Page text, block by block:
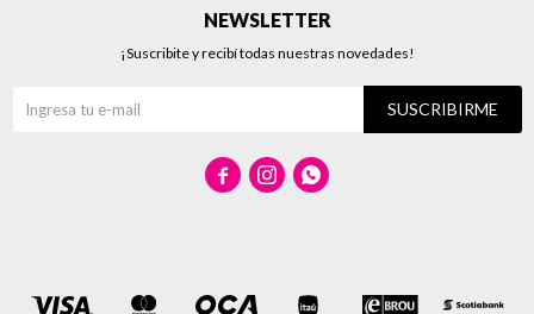
NEWSLETTER
¡Suscribite y recibí todas nuestras novedades!
SUSCRIBIRME
  